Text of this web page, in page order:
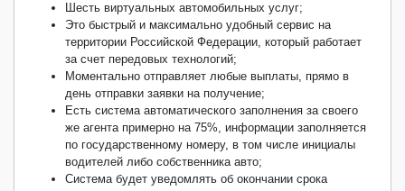
Шесть виртуальных автомобильных услуг;
Это быстрый и максимально удобный сервис на
территории Российской Федерации, который работает
за счет передовых технологий;
Моментально отправляет любые выплаты, прямо в
день отправки заявки на получение;
Есть система автоматического заполнения за своего
же агента примерно на 75%, информации заполняется
по государственному номеру, в том числе инициалы
водителей либо собственника авто;
Система будет уведомлять об окончании срока